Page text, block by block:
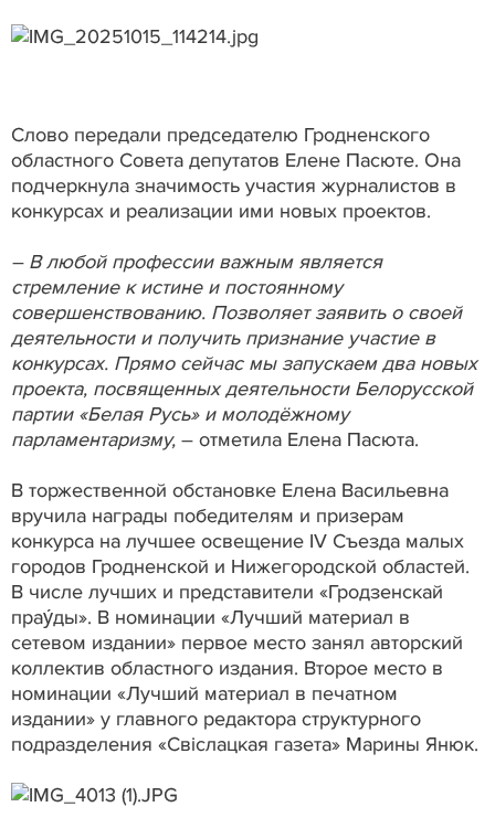
Слово передали председателю Гродненского
областного Совета депутатов Елене Пасюте. Она
подчеркнула значимость участия журналистов в
конкурсах и реализации ими новых проектов.
– В любой профессии важным является
стремление к истине и постоянному
совершенствованию. Позволяет заявить о своей
деятельности и получить признание участие в
конкурсах. Прямо сейчас мы запускаем два новых
проекта, посвященных деятельности Белорусской
партии «Белая Русь» и молодёжному
парламентаризму, – отметила Елена Пасюта.
В торжественной обстановке Елена Васильевна
вручила награды победителям и призерам
конкурса на лучшее освещение IV Съезда малых
городов Гродненской и Нижегородской областей.
В числе лучших и представители «Гродзенскай
прау́ды». В номинации «Лучший материал в
сетевом издании» первое место занял авторский
коллектив областного издания. Второе место в
номинации «Лучший материал в печатном
издании» у главного редактора структурного
подразделения «Свіслацкая газета» Марины Янюк.